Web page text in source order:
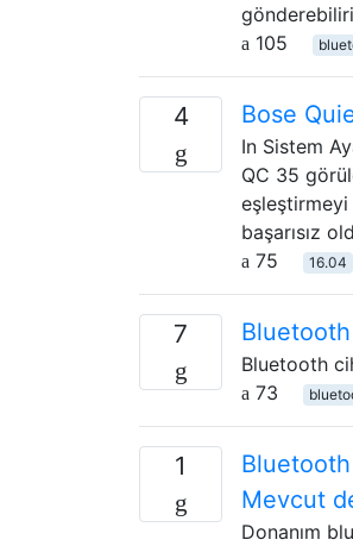
105
4 Bose
In Sistem
QC 35
eşleştirmeyi
başarısız
75
16.04
7 Bluetooth
Bluetooth
73
1
Bluetooth
Mevcut
Donanım